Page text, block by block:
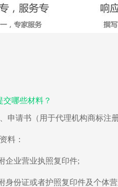
交哪些材料？
、申请书（用于代理机构商标
料：
企业营业执照复印件;
身份证或者护照复印件及个体